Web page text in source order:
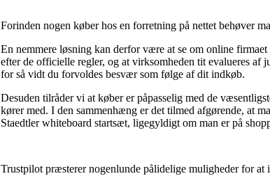
Forinden nogen køber hos en forretning på nettet behøver
En nemmere løsning kan derfor være at se om online
efter de officielle regler, og at virksomheden tit evalueres af
for så vidt du forvoldes besvær som følge af dit indkøb.
Desuden tilråder vi at køber er påpasselig med de
kører med. I den sammenhæng er det tilmed afgørende, at
Staedtler whiteboard startsæt, ligegyldigt om man er på
Trustpilot præsterer nogenlunde pålidelige muligheder for at